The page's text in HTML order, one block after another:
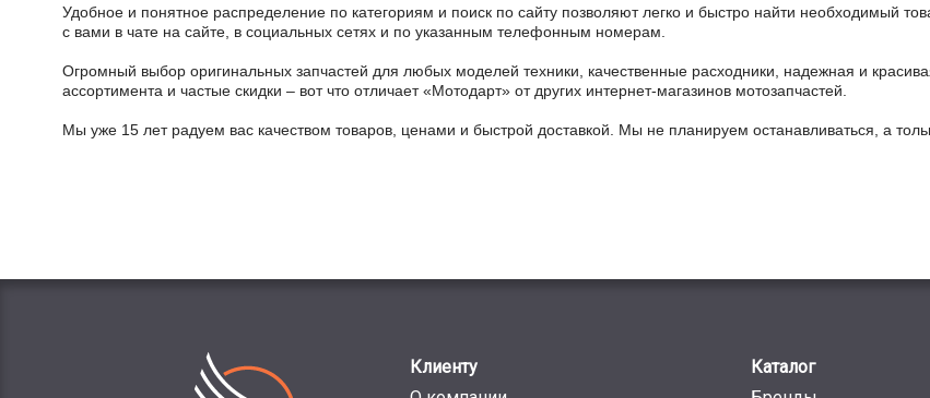
Удобное и понятное распределение по категориям и поиск по сайту позволяют легко и быстро найти необходимый
с вами в чате на сайте, в социальных сетях и по указанным телефонным номерам.
Огромный выбор оригинальных запчастей для любых моделей техники, качественные расходники, надежная и
ассортимента и частые скидки – вот что отличает «Мотодарт» от других интернет-магазинов мотозапчастей.
Мы уже 15 лет радуем вас качеством товаров, ценами и быстрой доставкой. Мы не планируем останавливаться, а
Клиенту
Каталог